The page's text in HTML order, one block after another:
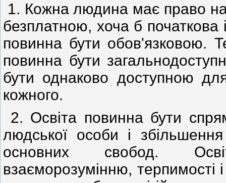
1. Кожна людина має право на
безплатною, хоча б початкова
повинна бути обов'язковою.
повинна бути
бути однаково доступною
кожного.
2. Освіта повинна бути
людської особи і
основних свобод.
взаєморозумінню, терпимості